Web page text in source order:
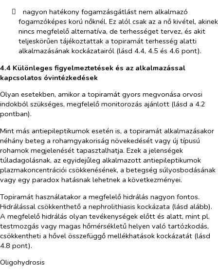
​
nagyon hatékony fogamzásgátlást nem alkalmazó
fogamzóképes korú nőknél. Ez alól csak az a nő kivétel, akinek
nincs megfelelő alternatíva, de terhességet tervez, és akit
teljeskörűen tájékoztattak a topiramát terhesség alatti
alkalmazásának kockázatairól (lásd 4.4, 4.5 és 4.6 pont).
4.4 Különleges figyelmeztetések és az alkalmazással
kapcsolatos óvintézkedések
Olyan esetekben, amikor a topiramát gyors megvonása orvosi
indokból szükséges, megfelelő monitorozás ajánlott (lásd a 4.2
pontban).
Mint más antiepileptikumok esetén is, a topiramát alkalmazásakor
néhány beteg a rohamgyakoriság növekedését vagy új típusú
rohamok megjelenését tapasztalhatja. Ezek a jelenségek
túladagolásnak, az egyidejűleg alkalmazott antiepileptikumok
plazmakoncentrációi csökkenésének, a betegség súlyosbodásának
vagy egy paradox hatásnak lehetnek a következményei.
Topiramát használatakor a megfelelő hidrálás nagyon fontos.
Hidrálással csökkenthető a nephrolithiasis kockázata (lásd alább).
A megfelelő hidrálás olyan tevékenységek előtt és alatt, mint pl.
testmozgás vagy magas hőmérsékletű helyen való tartózkodás,
csökkentheti a hővel összefüggő mellékhatások kockázatát (lásd
4.8 pont).
Oligohydrosis